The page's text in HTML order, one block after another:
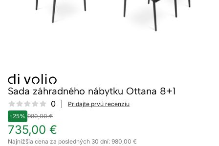
Sada záhradného nábytku Ottana 8+1
Reviews 0
Pridajte prvú recenziu
-25% 980,00 €
735,00 €
Najnižšia cena za posledných 30 dní: 980,00 €